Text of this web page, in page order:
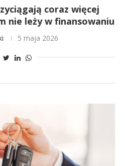
coraz więcej
nie leży w finansowaniu
5 maja 2026